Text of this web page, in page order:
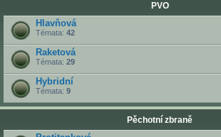
PVO
Hlavňová
Témata: 42
Raketová
Témata: 29
Hybridní
Témata: 9
Pěchotní zbraně